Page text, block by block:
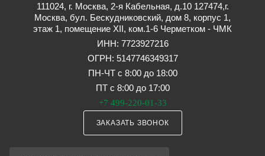
111024, г. Москва, 2-я Кабельная, д.10 127474,г.
Москва, бул. Бескудниковский, дом 8, корпус 1,
этаж 1, помещение XII, ком.1-6 Черметком - ЧМК
ИНН: 7723927216
ОГРН: 5147746349317
ПН-ЧТ с 8:00 до 18:00
ПТ с 8:00 до 17:00
+7 499-220-01-33
ЗАКАЗАТЬ ЗВОНОК